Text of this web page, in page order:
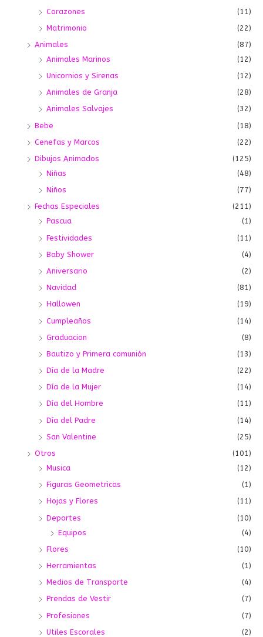
Corazones
(11)
Matrimonio
(22)
Animales
(87)
Animales Marinos
(12)
Unicornios y Sirenas
(12)
Animales de Granja
(28)
Animales Salvajes
(32)
Bebe
(18)
Cenefas y Marcos
(22)
Dibujos Animados
(125)
Niñas
(48)
Niños
(77)
Fechas Especiales
(211)
Pascua
(1)
Festividades
(11)
Baby Shower
(4)
Aniversario
(2)
Navidad
(81)
Hallowen
(19)
Cumpleaños
(14)
Graduacion
(8)
Bautizo y Primera comunión
(13)
Día de la Madre
(22)
Día de la Mujer
(14)
Día del Hombre
(11)
Día del Padre
(14)
San Valentine
(25)
Otros
(101)
Musica
(12)
Figuras Geometricas
(1)
Hojas y Flores
(11)
Deportes
(10)
Equipos
(4)
Flores
(10)
Herramientas
(1)
Medios de Transporte
(4)
Prendas de Vestir
(7)
Profesiones
(7)
Utiles Escorales
(2)